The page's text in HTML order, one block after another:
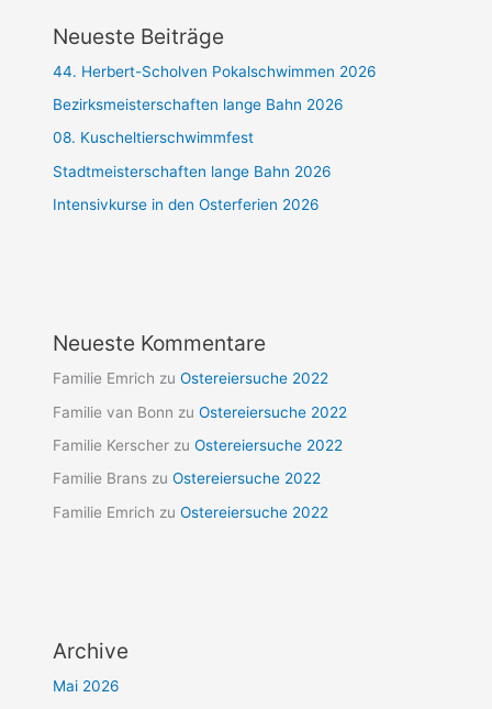
Neueste Beiträge
44. Herbert-Scholven Pokalschwimmen 2026
Bezirksmeisterschaften lange Bahn 2026
08. Kuscheltierschwimmfest
Stadtmeisterschaften lange Bahn 2026
Intensivkurse in den Osterferien 2026
Neueste Kommentare
Familie Emrich zuOstereiersuche 2022
Familie van Bonn zuOstereiersuche 2022
Familie Kerscher zuOstereiersuche 2022
Familie Brans zuOstereiersuche 2022
Familie Emrich zuOstereiersuche 2022
Archive
Mai 2026